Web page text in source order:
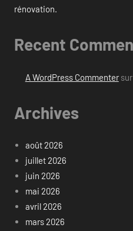
rénovation.
Recent
A WordPress Commentersur
Archives
août 2026
juillet 2026
juin 2026
mai 2026
avril 2026
mars 2026